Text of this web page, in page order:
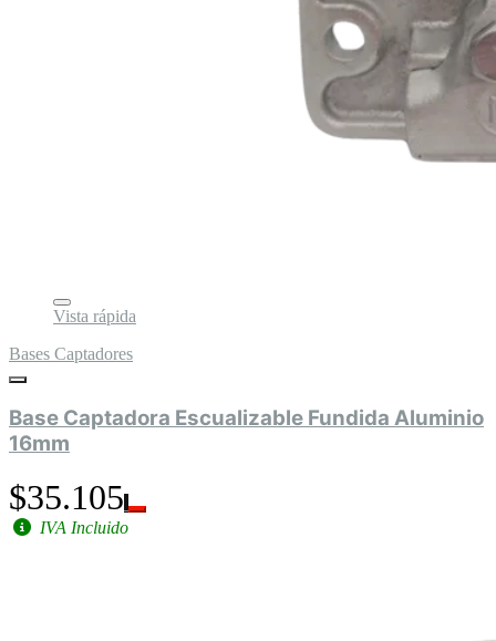
Vista rápida
Bases Captadores
Base Captadora Escualizable Fundida Aluminio
16mm
$35.105
IVA Incluido